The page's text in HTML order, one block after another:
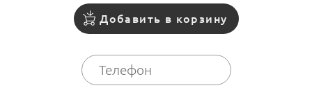
Добавить в корзину